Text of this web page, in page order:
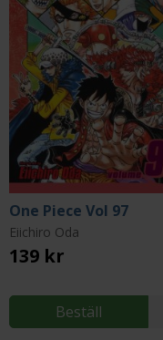
One Piece Vol 97
Eiichiro Oda
139 kr
Beställ